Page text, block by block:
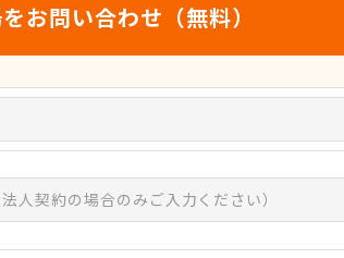
お問い合わせ（無料）